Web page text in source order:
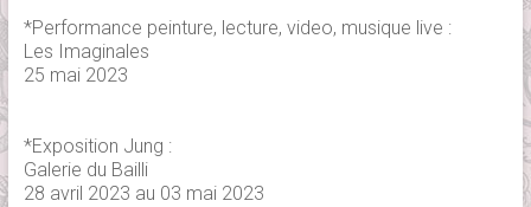
*Performance peinture, lecture, video, musique live :
Les Imaginales
25 mai 2023
*Exposition Jung :
Galerie du Bailli
28 avril 2023 au 03 mai 2023